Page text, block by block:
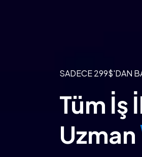
SADECE 299$'DAN
Tüm İş
Uzman